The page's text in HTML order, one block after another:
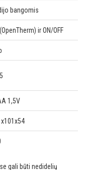
bangomis
ir ON/OFF
1,5V
gali būti nedidelių